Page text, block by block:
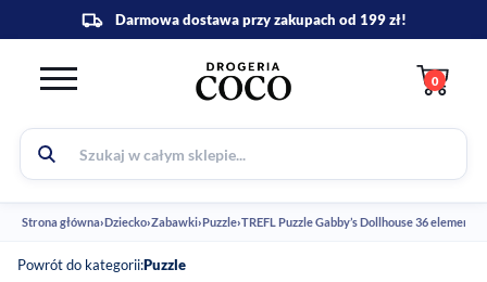
0
Strona główna›Dziecko›Zabawki›Puzzle›TREFL Puzzle Gabby’s Dollhouse 36
Powrót do kategorii:Puzzle